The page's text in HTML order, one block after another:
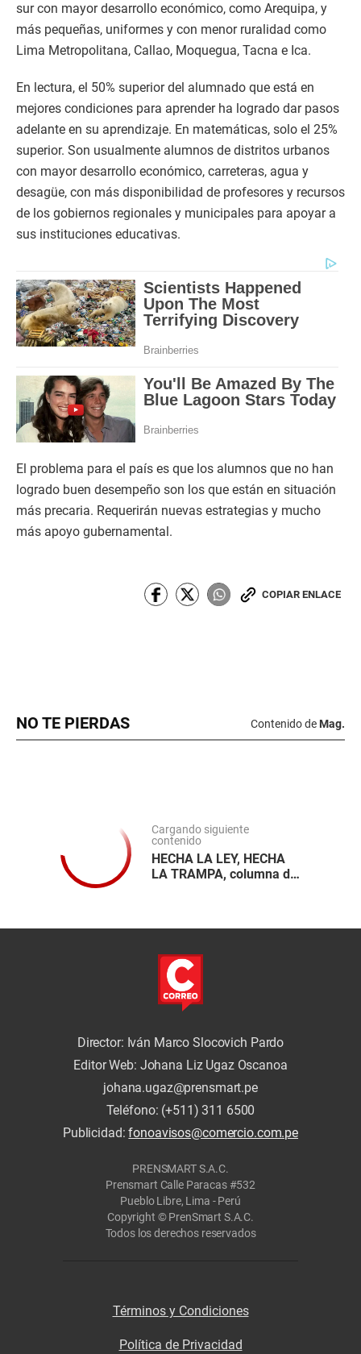
sur con mayor desarrollo económico, como Arequipa, y
más pequeñas, uniformes y con menor ruralidad como
Lima Metropolitana, Callao, Moquegua, Tacna e Ica.
En lectura, el 50% superior del alumnado que está en
mejores condiciones para aprender ha logrado dar pasos
adelante en su aprendizaje. En matemáticas, solo el 25%
superior. Son usualmente alumnos de distritos urbanos
con mayor desarrollo económico, carreteras, agua y
desagüe, con más disponibilidad de profesores y recursos
de los gobiernos regionales y municipales para apoyar a
sus instituciones educativas.
El problema para el país es que los alumnos que no han
logrado buen desempeño son los que están en situación
más precaria. Requerirán nuevas estrategias y mucho
más apoyo gubernamental.
COPIAR ENLACE
NO TE PIERDAS Contenido de Mag.
Cargando siguiente
contenido
HECHA LA LEY, HECHA
LA TRAMPA, columna de
Director: Iván Marco Slocovich Pardo
Editor Web: Johana Liz Ugaz Oscanoa
johana.ugaz@prensmart.pe
Teléfono: (+511) 311 6500
Publicidad:fonoavisos@comercio.com.pe
PRENSMART S.A.C.
Prensmart Calle Paracas #532
Pueblo Libre, Lima - Perú
Copyright © PrenSmart S.A.C.
Todos los derechos reservados
Términos y Condiciones
Política de Privacidad